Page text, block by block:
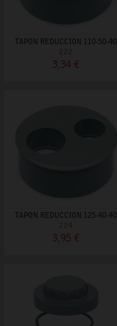
TAPON REDUCCION 110-50-40
222
3,34 €
TAPON REDUCCION 125-40-40
224
3,95 €